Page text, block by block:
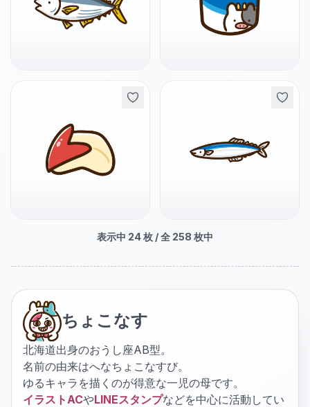
表示中 24枚 / 全 258 枚中
ちょこなす
北海道出身のおうし座AB型。
名前の由来はへなちょこなすび。
ゆるキャラを描くのが得意な一児の母です。
イラストACやLINEスタンプなどを中心に活動してい